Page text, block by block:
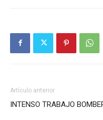
Artículo anterior
INTENSO TRABAJO